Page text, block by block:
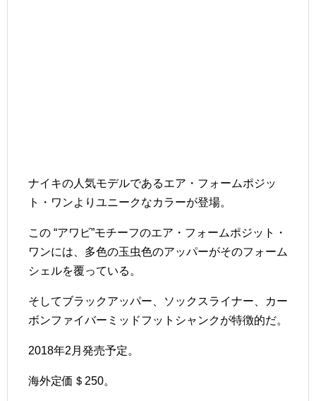
ナイキの人気モデルであるエア・フォームポジッ
ト・ワンよりユニークなカラーが登場。
この “アワビ”モチーフのエア・フォームポジット・
ワンには、多色の玉虫色のアッパーがそのフォーム
シェルを覆っている。
そしてブラックアッパー、ソックスライナー、カー
ボンファイバーミッドフットシャンクが特徴的だ。
2018年2月発売予定。
海外定価＄250。